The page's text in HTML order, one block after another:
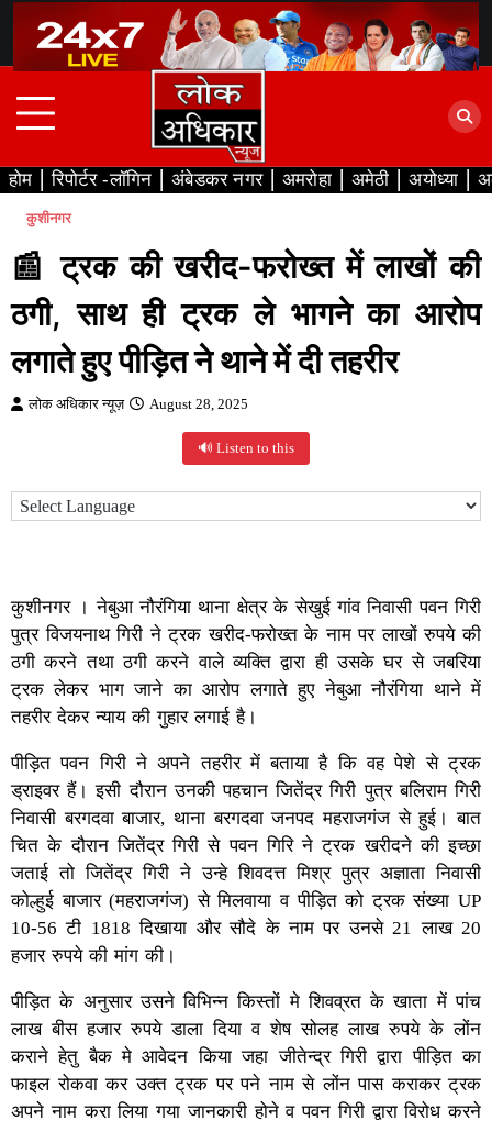
content
होम रिपोर्टर -लॉगिन अंबेडकर नगर अमरोहा अमेठी अयोध्या
कुशीनगर
📰 ट्रक की खरीद-फरोख्त में लाखों की
ठगी, साथ ही ट्रक ले भागने का आरोप
लगाते हुए पीड़ित ने थाने में दी तहरीर
लोक अधिकार न्यूज़ August 28, 2025
🔊 Listen to this
कुशीनगर । नेबुआ नौरंगिया थाना क्षेत्र के सेखुई गांव निवासी पवन गिरी
पुत्र विजयनाथ गिरी ने ट्रक खरीद-फरोख्त के नाम पर लाखों रुपये की
ठगी करने तथा ठगी करने वाले व्यक्ति द्वारा ही उसके घर से जबरिया
ट्रक लेकर भाग जाने का आरोप लगाते हुए नेबुआ नौरंगिया थाने में
तहरीर देकर न्याय की गुहार लगाई है।
पीड़ित पवन गिरी ने अपने तहरीर में बताया है कि वह पेशे से ट्रक
ड्राइवर हैं। इसी दौरान उनकी पहचान जितेंद्र गिरी पुत्र बलिराम गिरी
निवासी बरगदवा बाजार, थाना बरगदवा जनपद महराजगंज से हुई। बात
चित के दौरान जितेंद्र गिरी से पवन गिरि ने ट्रक खरीदने की इच्छा
जताई तो जितेंद्र गिरी ने उन्हे शिवदत्त मिश्र पुत्र अज्ञाता निवासी
कोल्हुई बाजार (महराजगंज) से मिलवाया व पीड़ित को ट्रक संख्या UP
10-56 टी 1818 दिखाया और सौदे के नाम पर उनसे 21 लाख 20
हजार रुपये की मांग की।
पीड़ित के अनुसार उसने विभिन्न किस्तों मे शिवव्रत के खाता में पांच
लाख बीस हजार रुपये डाला दिया व शेष सोलह लाख रुपये के लोंन
कराने हेतु बैक मे आवेदन किया जहा जीतेन्द्र गिरी द्वारा पीड़ित का
फाइल रोकवा कर उक्त ट्रक पर पने नाम से लोंन पास कराकर ट्रक
अपने नाम करा लिया गया जानकारी होने व पवन गिरी द्वारा विरोध करने